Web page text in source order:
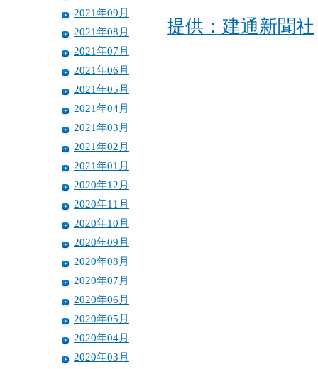
2021年09月
2021年08月
2021年07月
2021年06月
2021年05月
2021年04月
2021年03月
2021年02月
2021年01月
2020年12月
2020年11月
2020年10月
2020年09月
2020年08月
2020年07月
2020年06月
2020年05月
2020年04月
2020年03月
提供：建通新聞社